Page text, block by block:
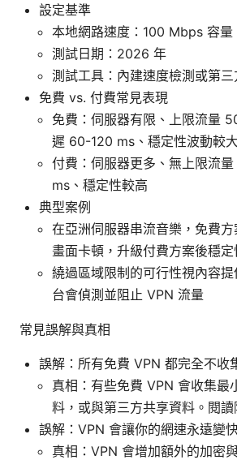
設定基準
本地網路速度：100 Mbps 容量
測試日期：2026 年
測試工具：內建速度檢測或第
免費 vs. 付費常見表現
免費：伺服器有限、上限流量
遲 60-120 ms、穩定性波動較大
付費：伺服器更多、無上限流
ms、穩定性較高
典型案例
在亞洲伺服器串流音樂，免費
畫面卡頓，升級付費方案後穩
繞過區域限制的可行性視內容
台會偵測並阻止 VPN 流量
常見誤解與真相
誤解：所有免費 VPN 都完全不收
真相：有些免費 VPN 會收集最
料，或與第三方共享資料。閱讀
誤解：VPN 會讓你的網速永遠變
真相：VPN 會增加額外的加密